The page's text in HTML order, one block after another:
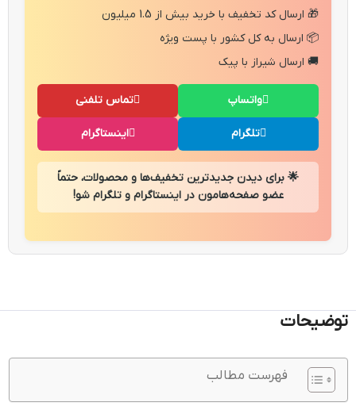
🎁 ارسال کد تخفیف با خرید بیش از 1.5 میلیون
📦 ارسال به کل کشور با پست ویژه
🚚 ارسال شیراز با پیک
تماس تلفنی واتساپ
اینستاگرام تلگرام
🌟 برای دیدن جدیدترین تخفیف‌ها و محصولات، حتماً
عضو صفحه‌هامون در اینستاگرام و تلگرام شو!
توضیحات
فهرست مطالب